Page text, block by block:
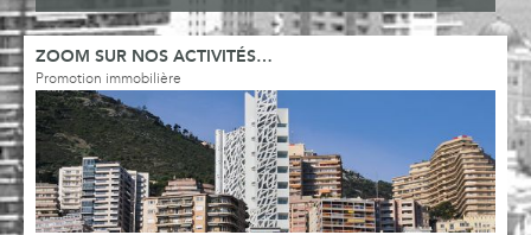
ZOOM SUR NOS ACTIVITÉS…
Promotion immobilière